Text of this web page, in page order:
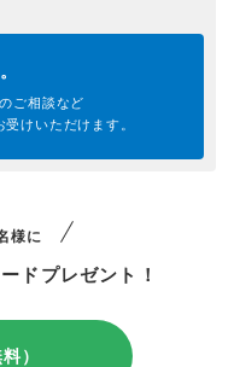
ご相談など
受けいただけます。
様に
ドプレゼント！
）